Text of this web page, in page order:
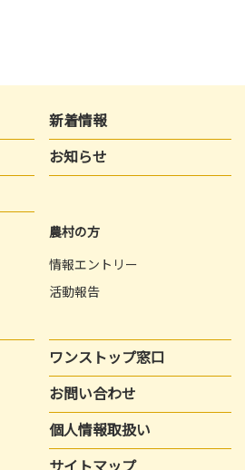
新着情報
お知らせ
農村の方
情報エントリー
活動報告
ワンストップ窓口
お問い合わせ
個人情報取扱い
サイトマップ